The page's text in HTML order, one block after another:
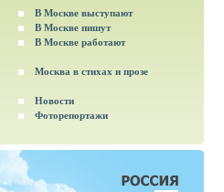
В Москве выступают
В Москве пишут
В Москве работают
Москва в стихах и прозе
Новости
Фоторепортажи